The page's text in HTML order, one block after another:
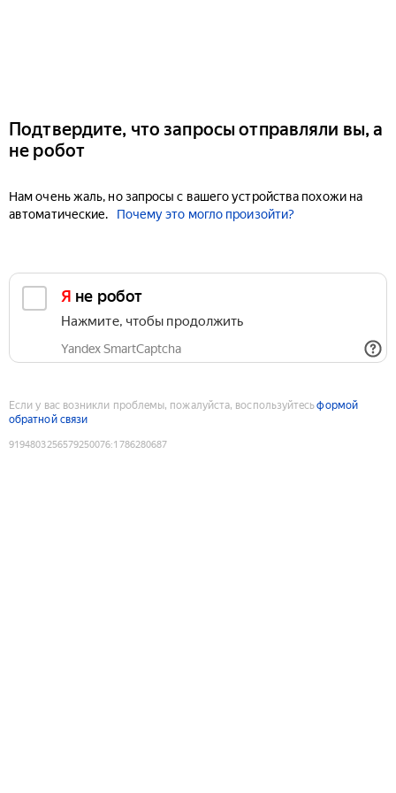
Подтвердите, что запросы отправляли вы, а
не робот
Нам очень жаль, но запросы с вашего устройства похожи на
автоматические.
Почему это могло произойти?
Я не робот
Нажмите, чтобы продолжить
Yandex SmartCaptcha
Если у вас возникли проблемы, пожалуйста, воспользуйтесьформой
обратной связи
9194803256579250076:1786280687